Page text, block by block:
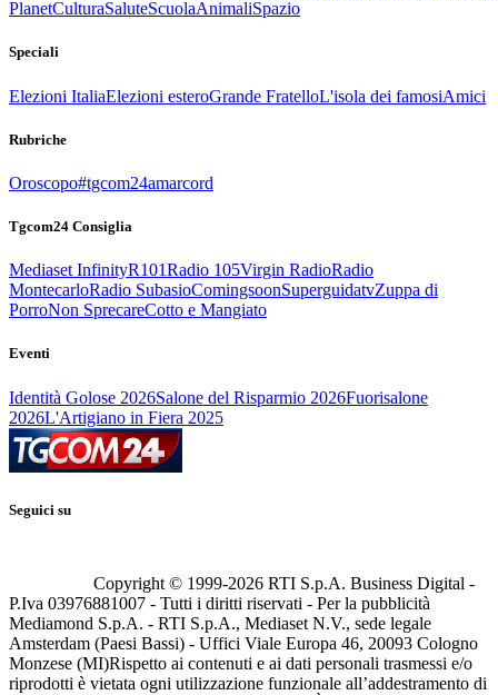
PlanetCulturaSaluteScuolaAnimaliSpazio
Speciali
Elezioni ItaliaElezioni esteroGrande FratelloL'isola dei famosiAmici
Rubriche
Oroscopo#tgcom24amarcord
Tgcom24 Consiglia
Mediaset InfinityR101Radio 105Virgin RadioRadio
MontecarloRadio SubasioComingsoonSuperguidatvZuppa di
PorroNon SprecareCotto e Mangiato
Eventi
Identità Golose 2026Salone del Risparmio 2026Fuorisalone
2026L'Artigiano in Fiera 2025
Seguici su
Copyright © 1999-2026 RTI S.p.A. Business Digital -
P.Iva 03976881007 - Tutti i diritti riservati - Per la pubblicità
Mediamond S.p.A. - RTI S.p.A., Mediaset N.V., sede legale
Amsterdam (Paesi Bassi) - Uffici Viale Europa 46, 20093 Cologno
Monzese (MI)Rispetto ai contenuti e ai dati personali trasmessi e/o
riprodotti è vietata ogni utilizzazione funzionale all’addestramento di